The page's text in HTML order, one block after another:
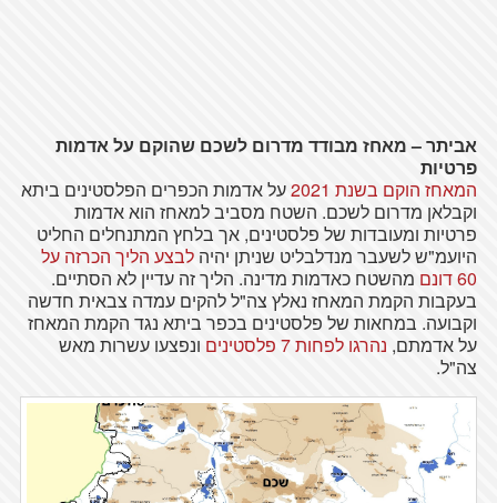
אביתר – מאחז מבודד מדרום לשכם שהוקם על אדמות
פרטיות
המאחז הוקם בשנת 2021
על אדמות הכפרים הפלסטינים ביתא
וקבלאן מדרום לשכם. השטח מסביב למאחז הוא אדמות
פרטיות ומעובדות של פלסטינים, אך בלחץ המתנחלים החליט
היועמ"ש לשעבר מנדלבליט שניתן יהיה לבצע הליך הכרזה על
60 דונם
מהשטח כאדמות מדינה. הליך זה עדיין לא הסתיים.
בעקבות הקמת המאחז נאלץ צה"ל להקים עמדה צבאית חדשה
וקבועה. במחאות של פלסטינים בכפר ביתא נגד הקמת המאחז
על אדמתם, נהרגו לפחות 7 פלסטינים
ונפצעו עשרות מאש
צה"ל.